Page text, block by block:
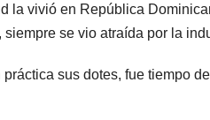
la vivió en República
se vio atraída por la
sus dotes, fue tiempo